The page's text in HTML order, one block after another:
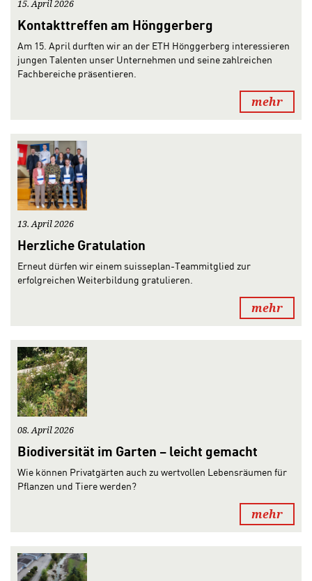
15. April 2026
Kontakttreffen am Hönggerberg
Am 15. April durften wir an der ETH Hönggerberg interessieren
jungen Talenten unser Unternehmen und seine zahlreichen
Fachbereiche präsentieren.
mehr
13. April 2026
Herzliche Gratulation
Erneut dürfen wir einem suisseplan-Teammitglied zur
erfolgreichen Weiterbildung gratulieren.
mehr
08. April 2026
Biodiversität im Garten – leicht gemacht
Wie können Privatgärten auch zu wertvollen Lebensräumen für
Pflanzen und Tiere werden?
mehr